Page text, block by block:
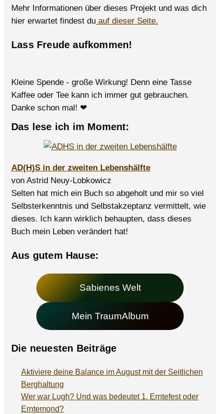
Mehr Informationen über dieses Projekt und was dich
hier erwartet findest du auf dieser Seite.
Lass Freude aufkommen!
Kleine Spende - große Wirkung! Denn eine Tasse
Kaffee oder Tee kann ich immer gut gebrauchen.
Danke schon mal! ❤
Das lese ich im Moment:
AD(H)S in der zweiten Lebenshälfte
von Astrid Neuy-Lobkowicz
Selten hat mich ein Buch so abgeholt und mir so viel
Selbsterkenntnis und Selbstakzeptanz vermittelt, wie
dieses. Ich kann wirklich behaupten, dass dieses
Buch mein Leben verändert hat!
Aus gutem Hause:
Sabienes Welt
Mein TraumAlbum
Die neuesten Beiträge
Aktiviere deine Balance im August mit der Seitlichen
Berghaltung
Wer war Lugh? Und was bedeutet 1. Erntefest oder
Erntemond?